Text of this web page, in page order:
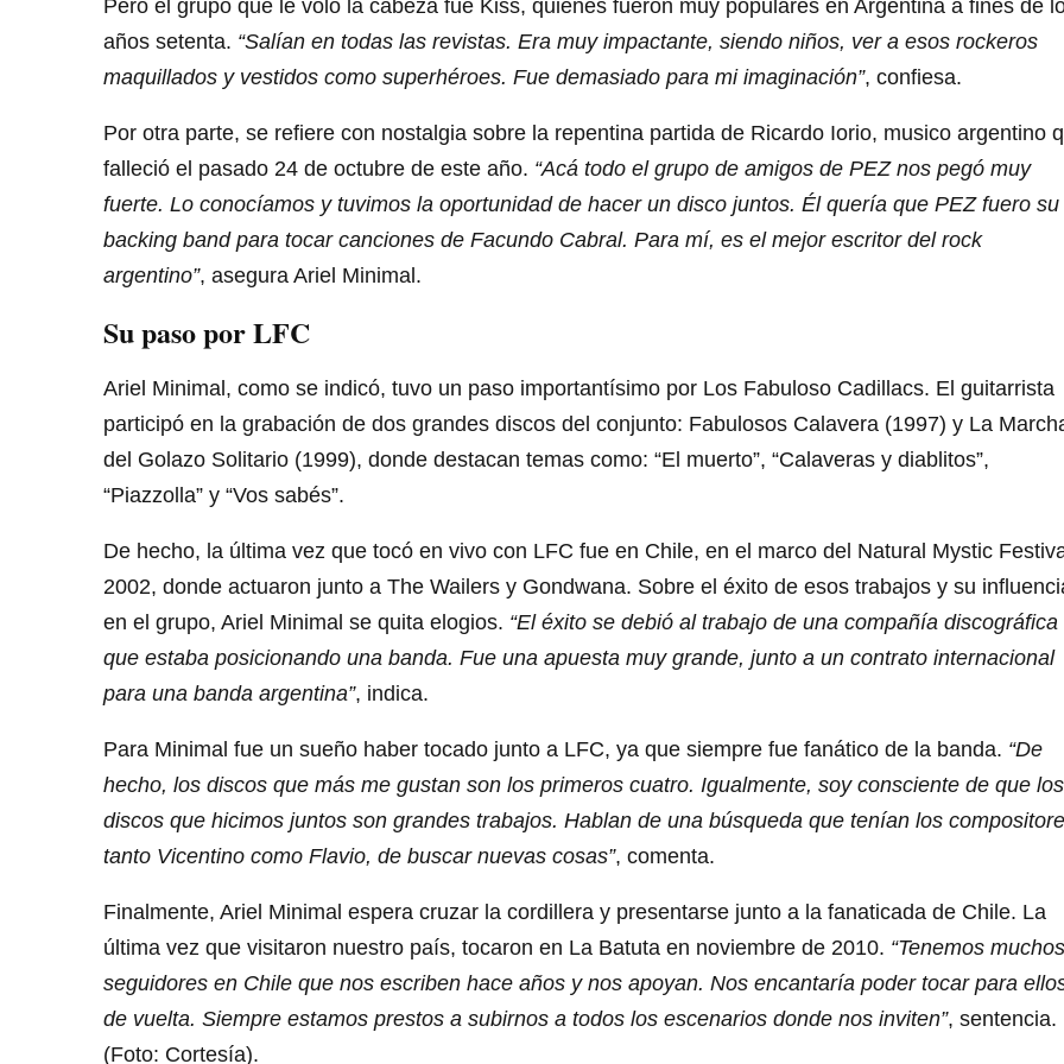
Pero el grupo que le voló la cabeza fue Kiss, quienes fueron muy populares en Argentina a fines de
años setenta. “Salían en todas las revistas. Era muy impactante, siendo niños, ver a esos rockeros
maquillados y vestidos como superhéroes. Fue demasiado para mi imaginación”, confiesa.
Por otra parte, se refiere con nostalgia sobre la repentina partida de Ricardo Iorio, musico argentino
falleció el pasado 24 de octubre de este año. “Acá todo el grupo de amigos de PEZ nos pegó muy
fuerte. Lo conocíamos y tuvimos la oportunidad de hacer un disco juntos. Él quería que PEZ fuero su
backing band para tocar canciones de Facundo Cabral. Para mí, es el mejor escritor del rock
argentino”, asegura Ariel Minimal.
Su paso por LFC
Ariel Minimal, como se indicó, tuvo un paso importantísimo por Los Fabuloso Cadillacs. El guitarrista
participó en la grabación de dos grandes discos del conjunto: Fabulosos Calavera (1997) y La
del Golazo Solitario (1999), donde destacan temas como: “El muerto”, “Calaveras y diablitos”,
“Piazzolla” y “Vos sabés”.
De hecho, la última vez que tocó en vivo con LFC fue en Chile, en el marco del Natural Mystic
2002, donde actuaron junto a The Wailers y Gondwana. Sobre el éxito de esos trabajos y su
en el grupo, Ariel Minimal se quita elogios. “El éxito se debió al trabajo de una compañía discográfica
que estaba posicionando una banda. Fue una apuesta muy grande, junto a un contrato internacional
para una banda argentina”, indica.
Para Minimal fue un sueño haber tocado junto a LFC, ya que siempre fue fanático de la banda. “De
hecho, los discos que más me gustan son los primeros cuatro. Igualmente, soy consciente de que los
discos que hicimos juntos son grandes trabajos. Hablan de una búsqueda que tenían los
tanto Vicentino como Flavio, de buscar nuevas cosas”, comenta.
Finalmente, Ariel Minimal espera cruzar la cordillera y presentarse junto a la fanaticada de Chile. La
última vez que visitaron nuestro país, tocaron en La Batuta en noviembre de 2010. “Tenemos muchos
seguidores en Chile que nos escriben hace años y nos apoyan. Nos encantaría poder tocar para
de vuelta. Siempre estamos prestos a subirnos a todos los escenarios donde nos inviten”, sentencia.
(Foto: Cortesía).